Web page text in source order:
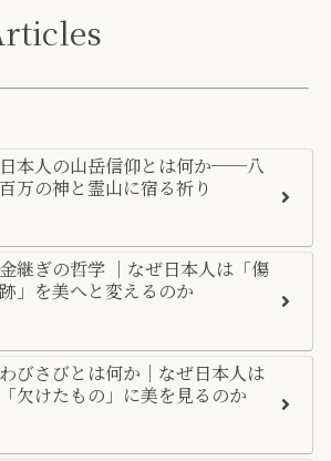
日本人の山岳信仰とは何か──八
百万の神と霊山に宿る祈り
金継ぎの哲学 ｜なぜ日本人は「傷
跡」を美へと変えるのか
わびさびとは何か｜なぜ日本人は
「欠けたもの」に美を見るのか